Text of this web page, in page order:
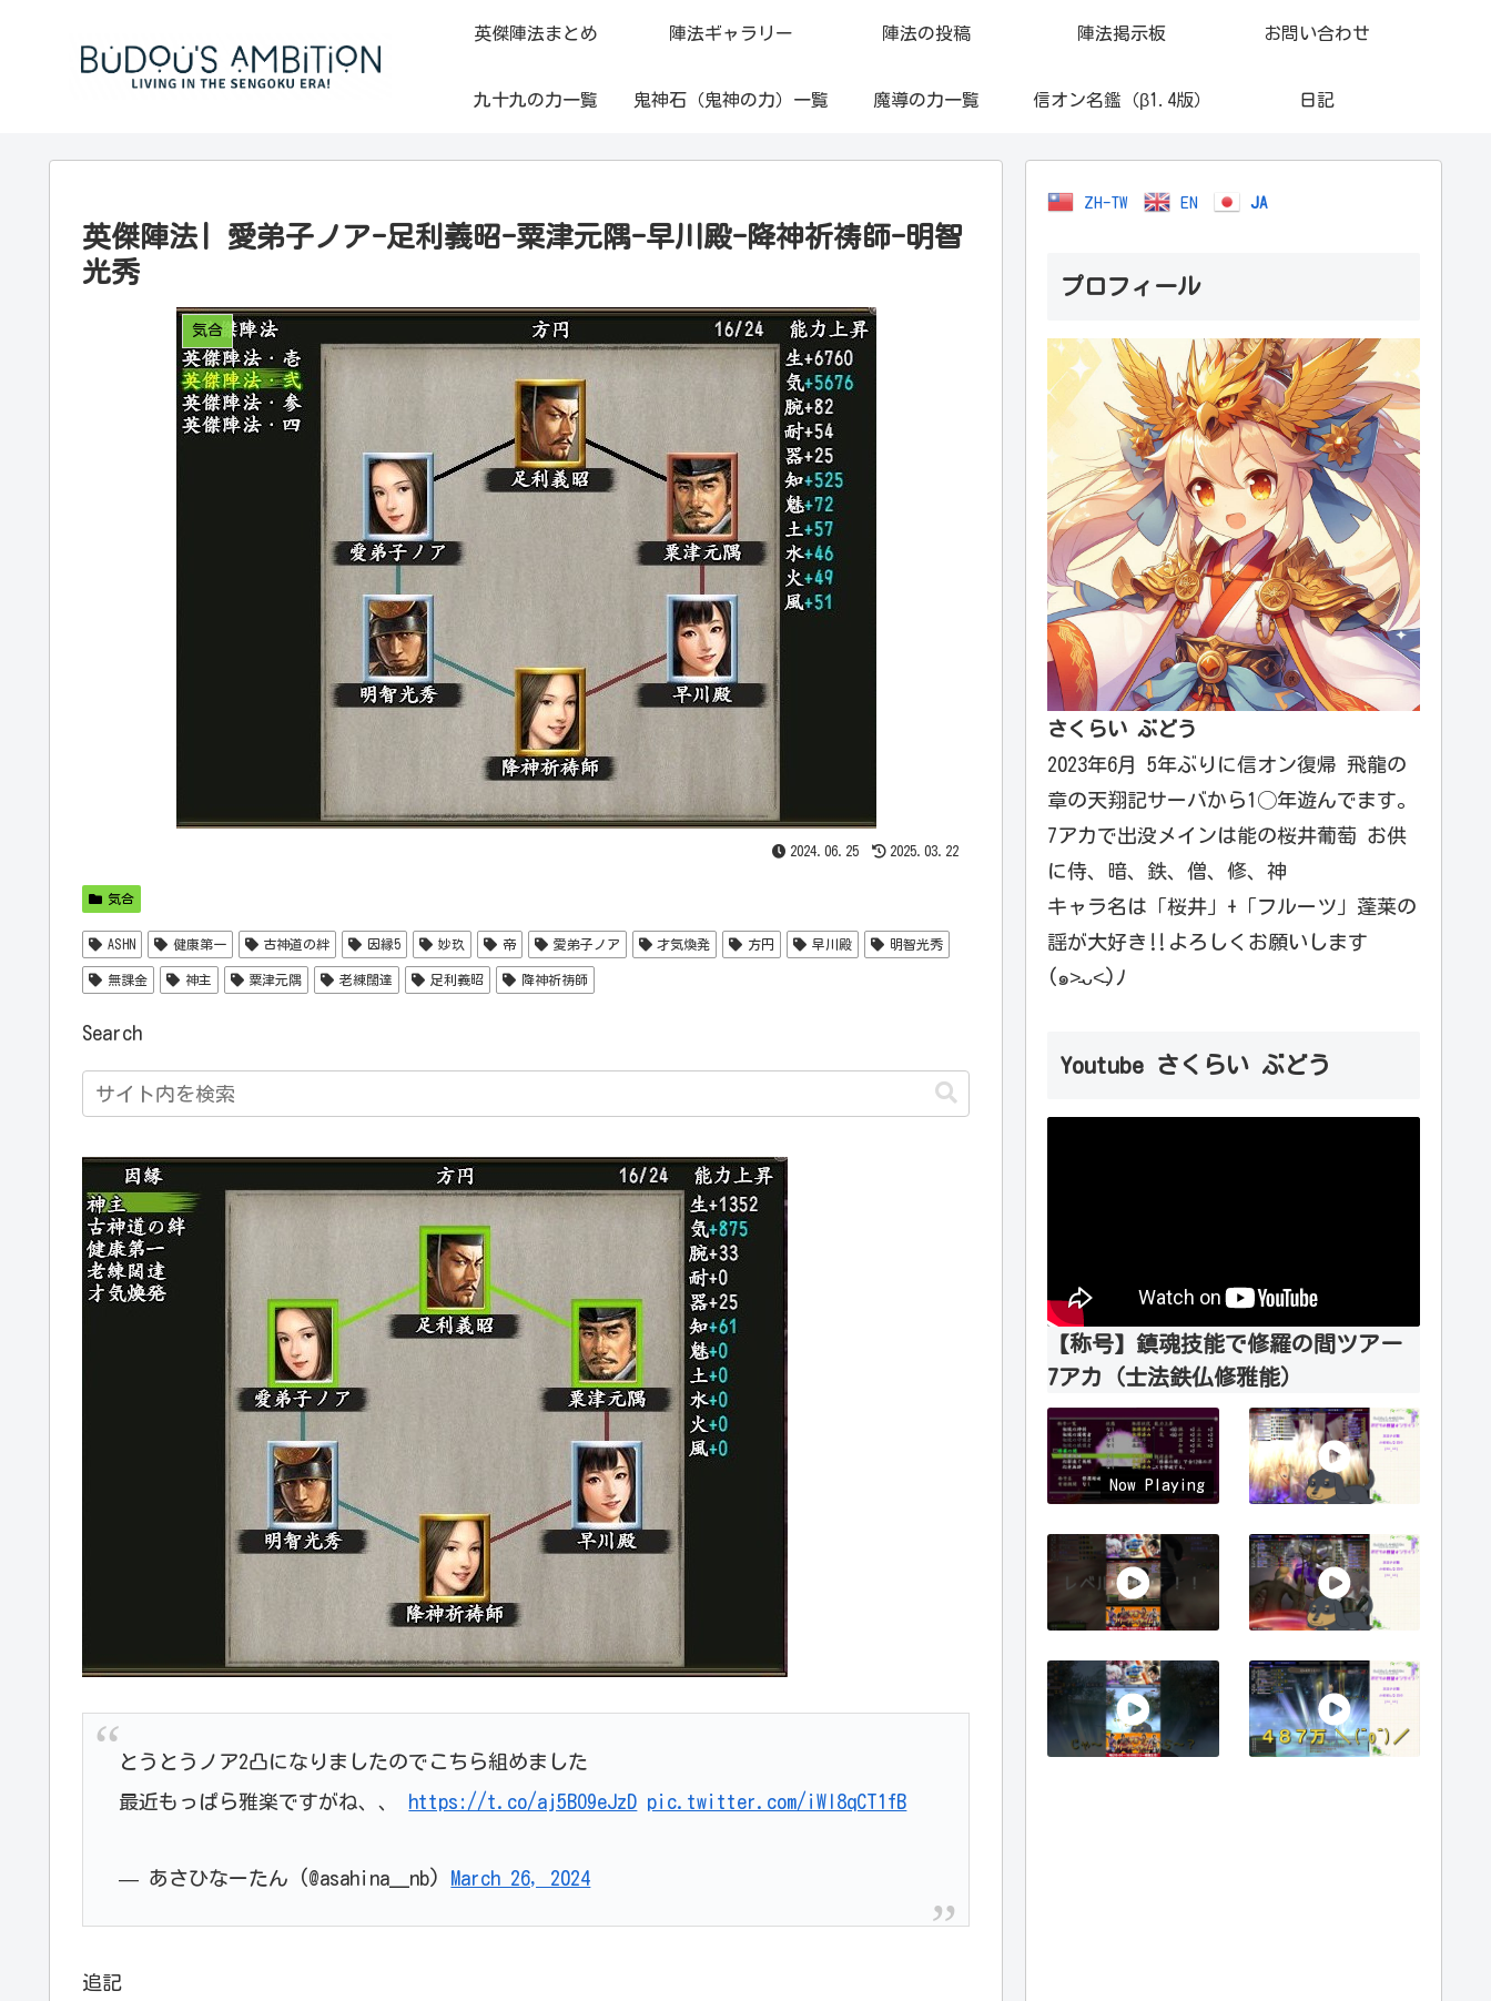
英傑陣法まとめ 陣法ギャラリー 陣法の投稿 陣法掲示板 お問い合わせ
九十九の力一覧 鬼神石（鬼神の力）一覧 魔導の力一覧 信オン名鑑（β1.4版） 日記
英傑陣法| 愛弟子ノア-足利義昭-粟津元隅-早川殿-降神祈祷師-明智
光秀
気合
2024.06.25 2025.03.22
気合
ASHN 健康第一 古神道の絆 因縁5 妙玖 帝 愛弟子ノア 才気煥発 方円 早川殿 明智光秀
無課金 神主 粟津元隅 老練闊達 足利義昭 降神祈祷師
Search
とうとうノア2凸になりましたのでこちら組めました
最近もっぱら雅楽ですがね、、 https://t.co/aj5BO9eJzD pic.twitter.com/iWI8qCT1fB
— あさひなーたん (@asahina__nb) March 26, 2024
追記
ZH-TW EN JA
プロフィール
さくらい ぶどう
2023年6月 5年ぶりに信オン復帰 飛龍の
章の天翔記サーバから1◯年遊んでます。
7アカで出没メインは能の桜井葡萄 お供
に侍、暗、鉄、僧、修、神
キャラ名は「桜井」+「フルーツ」蓬莱の
謡が大好き‼️よろしくお願いします
(๑˃̵ᴗ˂̵)ﾉ
Youtube さくらい ぶどう
【称号】鎮魂技能で修羅の間ツアー
7アカ（士法鉄仏修雅能）
Now Playing